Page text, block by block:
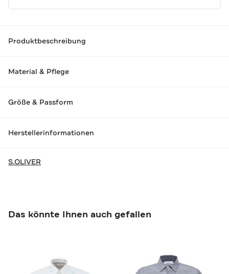
Produktbeschreibung
Material & Pflege
Größe & Passform
Herstellerinformationen
S.OLIVER
Das könnte Ihnen auch gefallen